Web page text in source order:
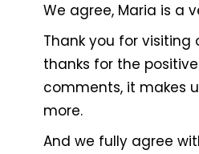
We agree, Maria is a
Thank you for visiting
thanks for the
comments, it makes
more.
And we fully agree